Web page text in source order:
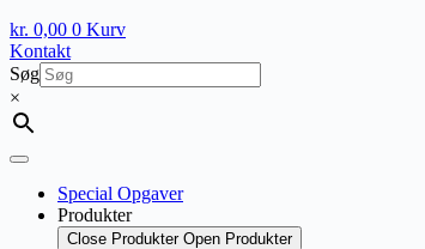
kr. 0,00 0 Kurv
Kontakt
Søg
×
Special Opgaver
Produkter
Close Produkter Open Produkter